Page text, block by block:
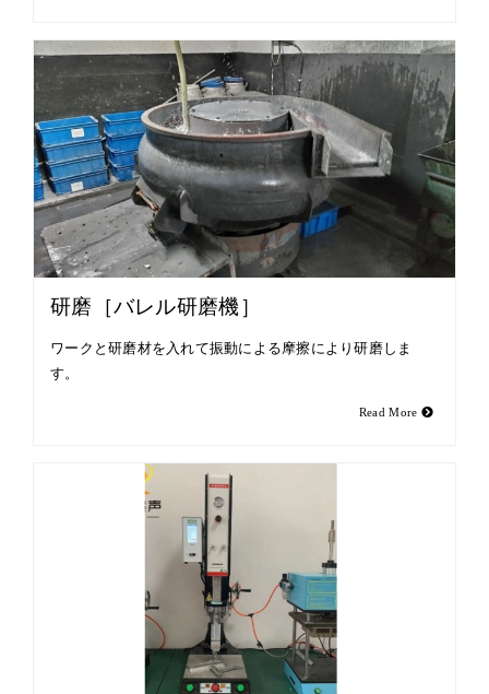
研磨［バレル研磨機］
ワークと研磨材を入れて振動による摩擦により研磨しま
す。
Read More